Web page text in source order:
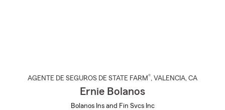
AGENTE DE SEGUROS DE STATE FARM®, VALENCIA, CA
Ernie Bolanos
Bolanos Ins and Fin Svcs Inc